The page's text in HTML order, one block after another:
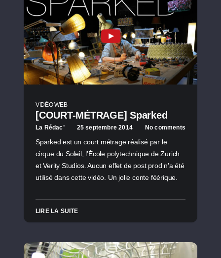
VIDÉO WEB
[COURT-MÉTRAGE] Sparked
La Rédac’ 25 septembre 2014 No comments
Sparked est un court métrage réalisé par le
cirque du Soleil, l’École polytechnique de Zurich
et Verity Studios. Aucun effet de post prod n'a été
utilisé dans cette vidéo. Un jolie conte féérique.
LIRE LA SUITE